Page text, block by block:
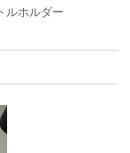
ルホルダー